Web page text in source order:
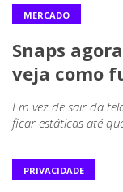
MERCADO
Snaps
veja como
Em vez de sair da
ficar estáticas até
PRIVACIDADE